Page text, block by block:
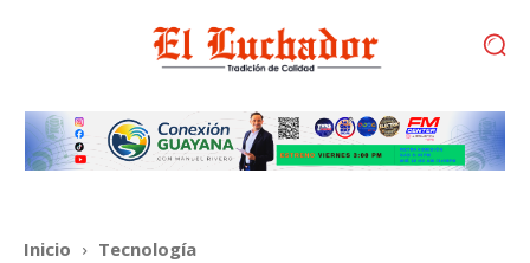
Inicio Tecnología